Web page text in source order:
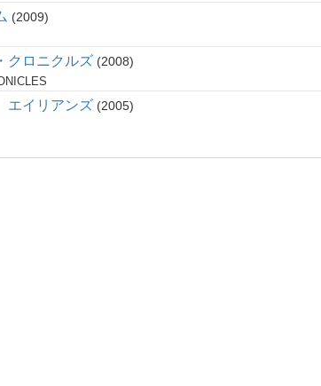
2009
クロニクルズ 2008
エイリアンズ 2005